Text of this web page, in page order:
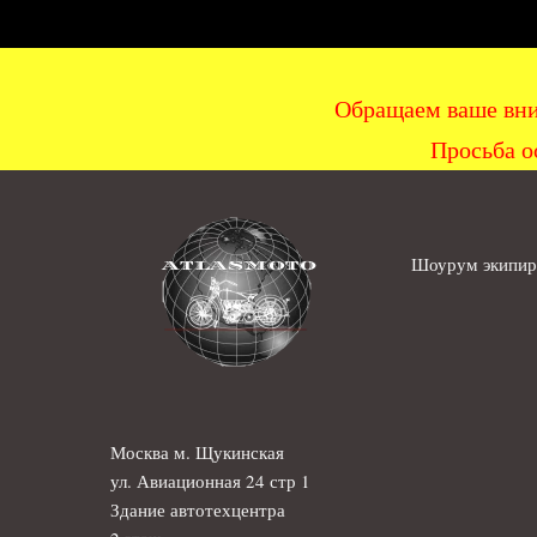
Обращаем ваше
Просьба
Шоурум
Москва м. Щукинская
ул. Авиационная 24 стр 1
Здание автотехцентра